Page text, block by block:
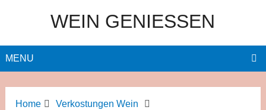
WEIN GENIESSEN
MENU
Home
Verkostungen Wein